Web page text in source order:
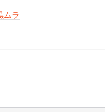
ムラ